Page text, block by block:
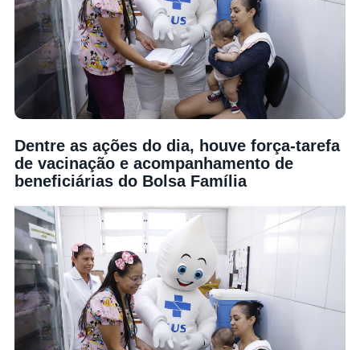
Dentre as ações do dia, houve força-tarefa
de vacinação e acompanhamento de
beneficiárias do Bolsa Família